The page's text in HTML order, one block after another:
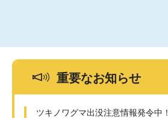
重要なお知らせ
ツキノワグマ出没注意情報発令中！